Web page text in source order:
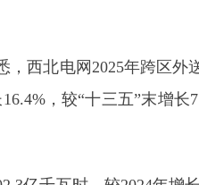
西北电网2025年跨区外
，较“十三五”末增